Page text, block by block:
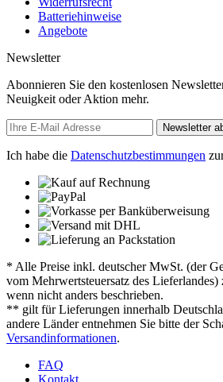
Batteriehinweise
Angebote
Newsletter
Abonnieren Sie den kostenlosen
Neuigkeit oder Aktion mehr.
Newsletter
Ich habe die Datenschutzbestimmungen
* Alle Preise inkl. deutscher MwSt. (der
vom Mehrwertsteuersatz des Lieferlandes)
wenn nicht anders beschrieben.
** gilt für Lieferungen innerhalb
andere Länder entnehmen Sie bitte der
Versandinformationen.
FAQ